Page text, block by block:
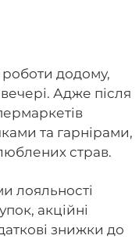
додому,
Адже після
та гарнірами,
страв.
лояльності
акційні
знижки до